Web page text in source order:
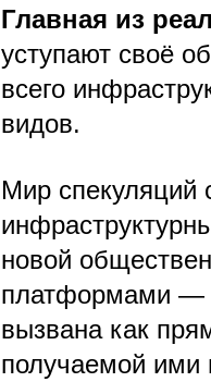
Главная из
уступают своё
всего
видов.
Мир спекуляций
новой
платформами —
вызвана как
получаемой